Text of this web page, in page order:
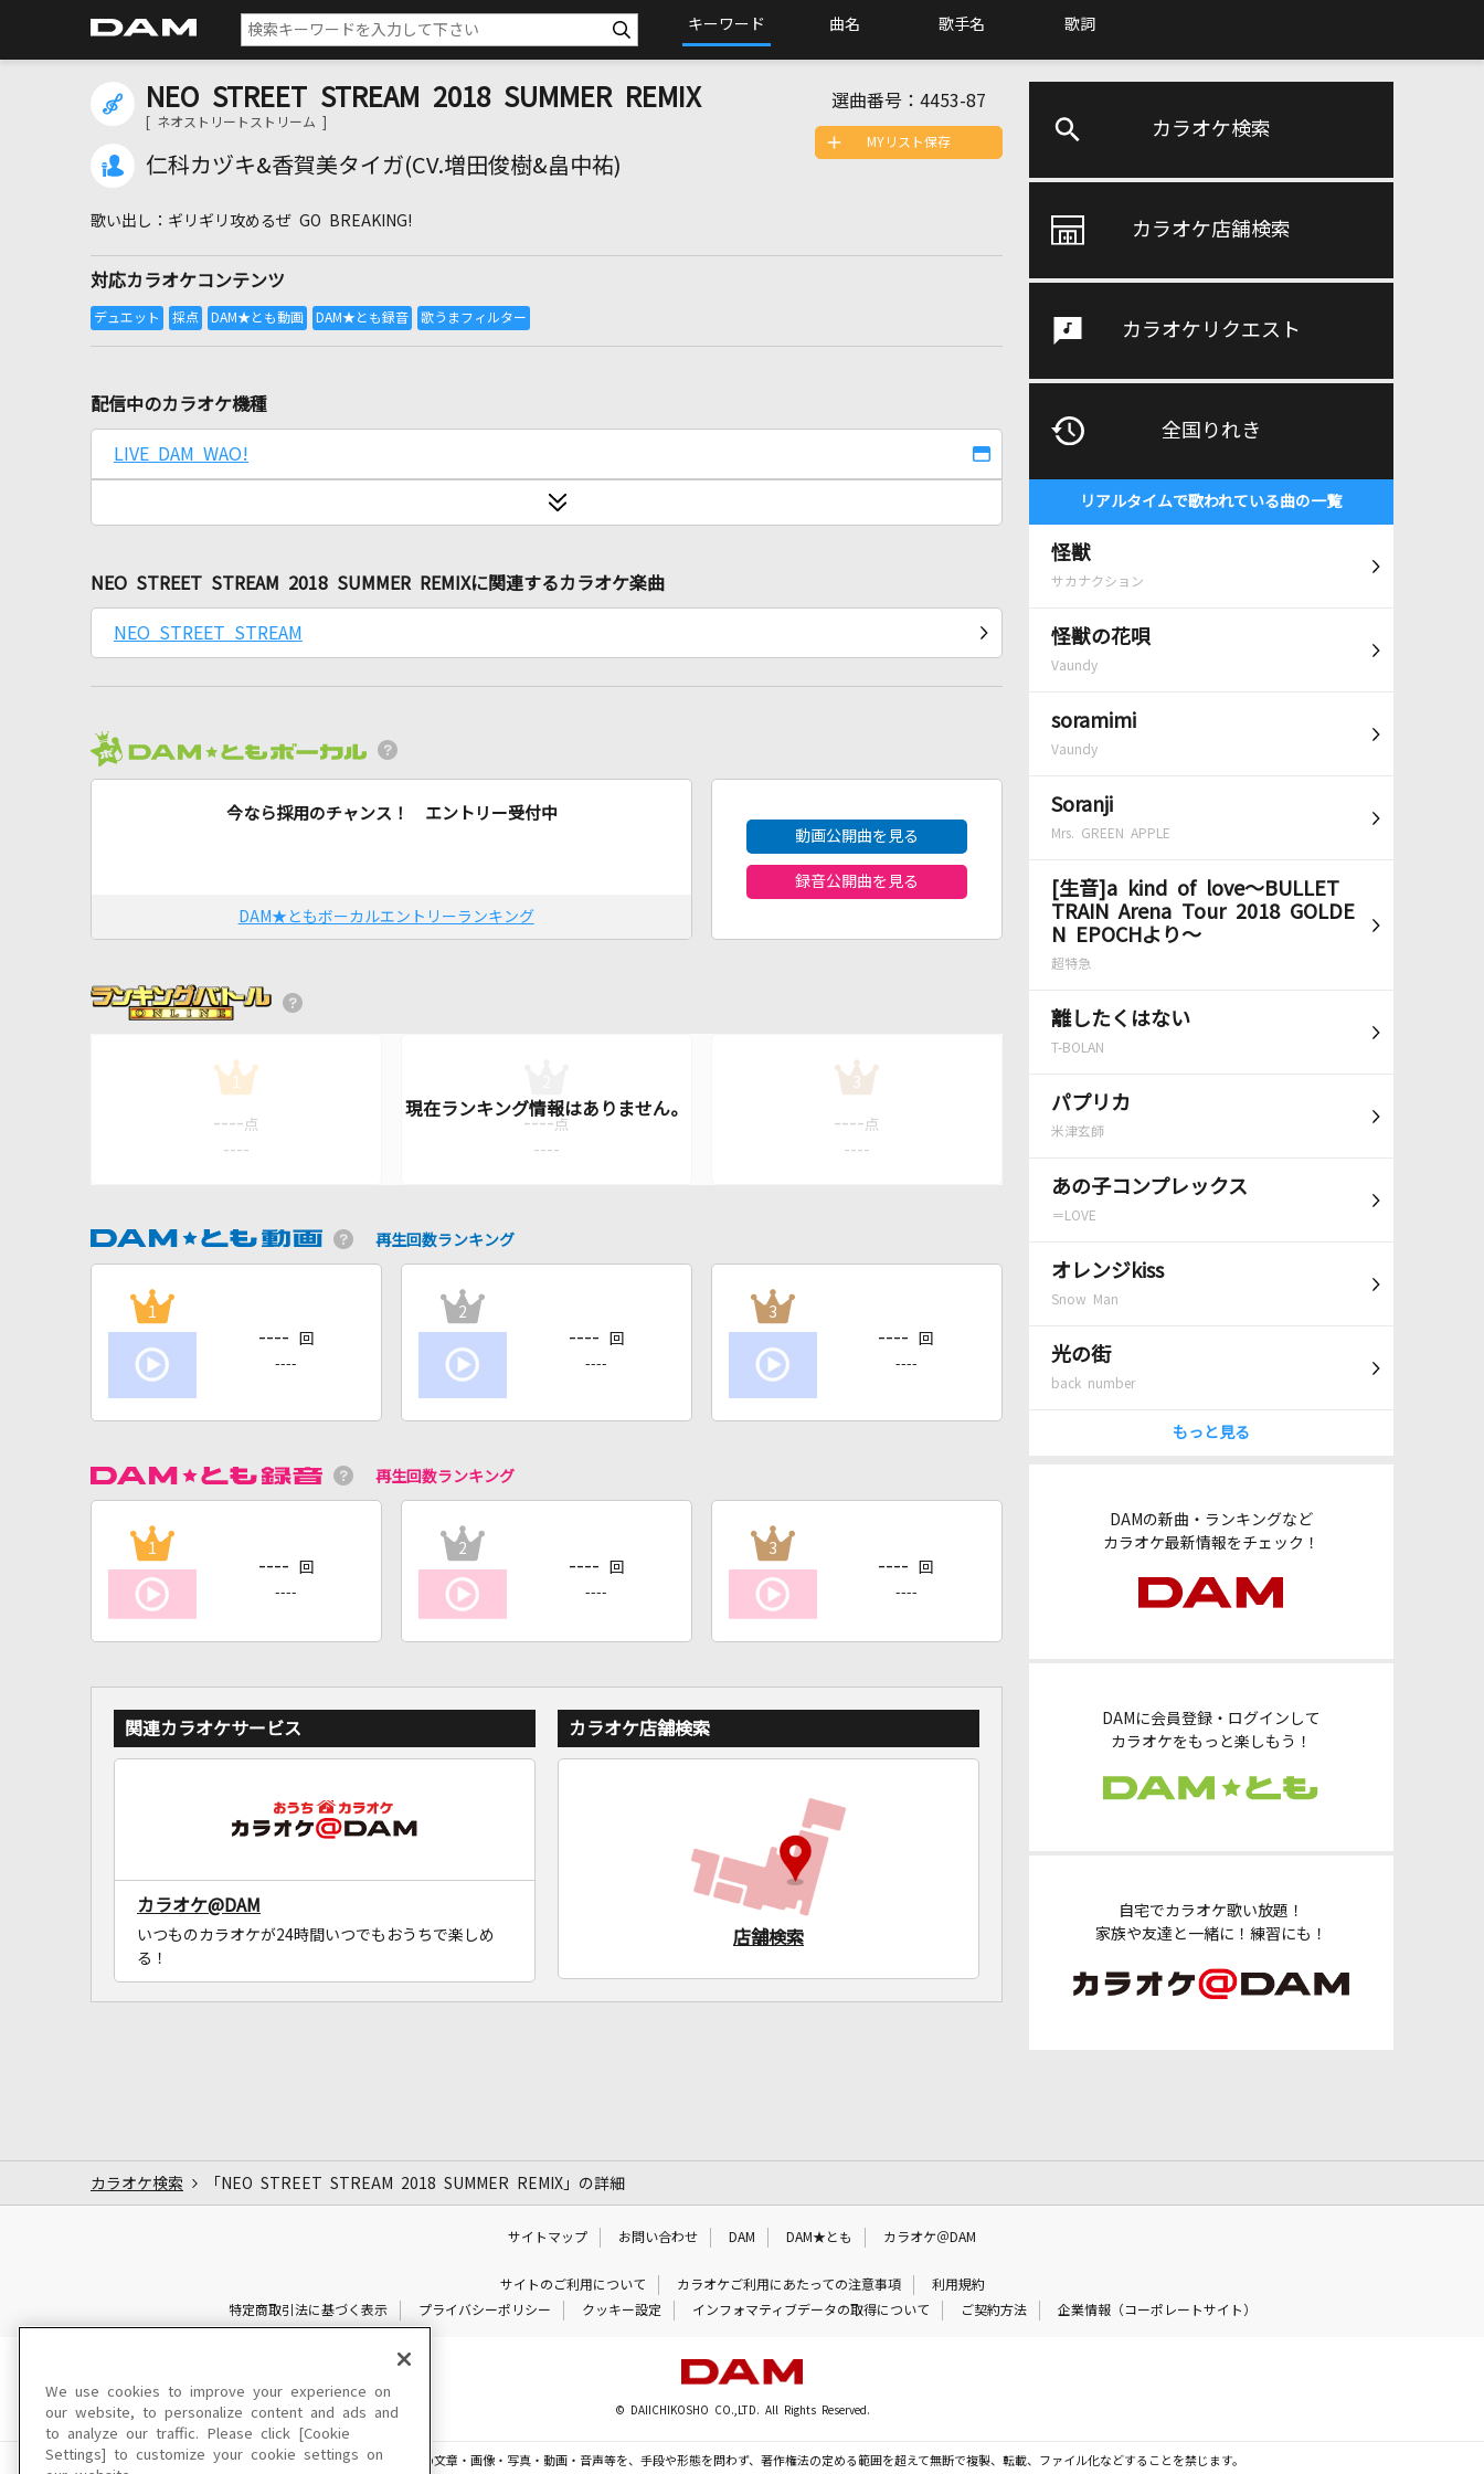
キーワード 曲名 歌手名 歌詞
カラオケ検索
カラオケ店舗検索
カラオケリクエスト
全国りれき
リアルタイムで歌われている曲の一覧
怪獣
サカナクション
怪獣の花唄
Vaundy
soramimi
Vaundy
Soranji
Mrs. GREEN APPLE
[生音]a kind of love～BULLET
TRAIN Arena Tour 2018 GOLDE
N EPOCHより～
超特急
離したくはない
T-BOLAN
パプリカ
米津玄師
あの子コンプレックス
＝LOVE
オレンジkiss
Snow Man
光の街
back number
もっと見る
DAMの新曲・ランキングなど
カラオケ最新情報をチェック！
DAMに会員登録・ログインして
カラオケをもっと楽しもう！
自宅でカラオケ歌い放題！
家族や友達と一緒に！練習にも！
NEO STREET STREAM 2018 SUMMER REMIX
[ ネオストリートストリーム ]
仁科カヅキ&香賀美タイガ(CV.増田俊樹&畠中祐)
選曲番号： 4453-87
ギリギリ攻めるぜ GO BREAKING!
対応カラオケコンテンツ
MYリスト保存
配信中のカラオケ機種
LIVE DAM WAO!
NEO STREET STREAM 2018 SUMMER REMIXに関連するカラオケ楽曲
NEO STREET STREAM
今なら採用のチャンス！ エントリー受付中
DAM★ともボーカルエントリーランキング
動画公開曲を見る
録音公開曲を見る
1
---- 点
----
---- 点
----
3
---- 点
----
再生回数ランキング
1
---- 回
----
2
---- 回
----
3
---- 回
----
再生回数ランキング
1
---- 回
----
2
---- 回
----
3
---- 回
----
関連カラオケサービス
カラオケ@DAM
いつものカラオケが24時間いつでもおうちで楽しめ
る！
カラオケ店舗検索
店舗検索
カラオケ検索 「NEO STREET STREAM 2018 SUMMER REMIX」の詳細
サイトマップ お問い合わせ DAM DAM★とも カラオケ＠DAM
サイトのご利用について カラオケご利用にあたっての注意事項
利用規約
特定商取引法に基づく表示
プライバシーポリシー クッキー設定 インフォマティブデータの取得について ご契約方法 企業情報（コーポレートサイト）
© DAIICHIKOSHO CO.,LTD. All Rights Reserved.
このサイトに掲載されている一切の文章・画像・写真・動画・音声等を、手段や形態を問わず、著作権法の定める範囲を超えて無断で複製、転載、ファイル化などすることを禁じます。
We use cookies to improve your experience on
our website, to personalize content and ads and
to analyze our traffic. Please click [Cookie
Settings] to customize your cookie settings on